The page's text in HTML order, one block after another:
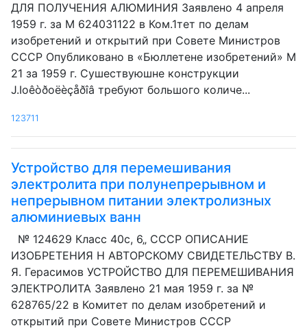
ДЛЯ ПОЛУЧЕНИЯ АЛЮМИНИЯ Заявлено 4 апреля
1959 г. за М 624031122 в Ком.1тет по делам
изобретений и открытий при Совете Министров
СССР Опубликовано в «Бюллетене изобретений» М
21 за 1959 г. Сушествуюшне конструкции
J.Ioêòðoëèçåðîâ требуют большого количе...
123711
Устройство для перемешивания
электролита при полунепрерывном и
непрерывном питании электролизных
алюминиевых ванн
№ 124629 Класс 40с, 6„ СССР ОПИСАНИЕ
ИЗОБРЕТЕНИЯ Н АВТОРСКОМУ СВИДЕТЕЛЬСТВУ В.
Я. Герасимов УСТРОЙСТВО ДЛЯ ПЕРЕМЕШИВАНИЯ
ЭЛЕКТРОЛИТА Заявлено 21 мая 1959 г. за №
628765/22 в Комитет по делам изобретений и
открытий при Совете Министров СССР